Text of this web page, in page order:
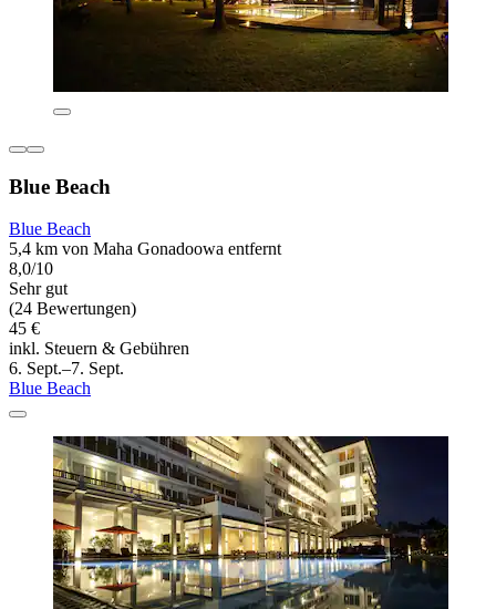
Blue Beach
Blue Beach
5,4 km von Maha Gonadoowa entfernt
8,0/10
Sehr gut
(24 Bewertungen)
45 €
inkl. Steuern & Gebühren
6. Sept.–7. Sept.
Blue Beach